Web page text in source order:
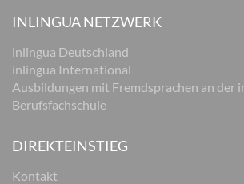
INLINGUA NETZWERK
inlingua Deutschland
inlingua International
Ausbildungen mit Fremdsprachen an der
Berufsfachschule
DIREKTEINSTIEG
Kontakt